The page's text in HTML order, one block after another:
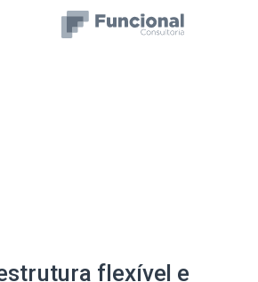
flexível e